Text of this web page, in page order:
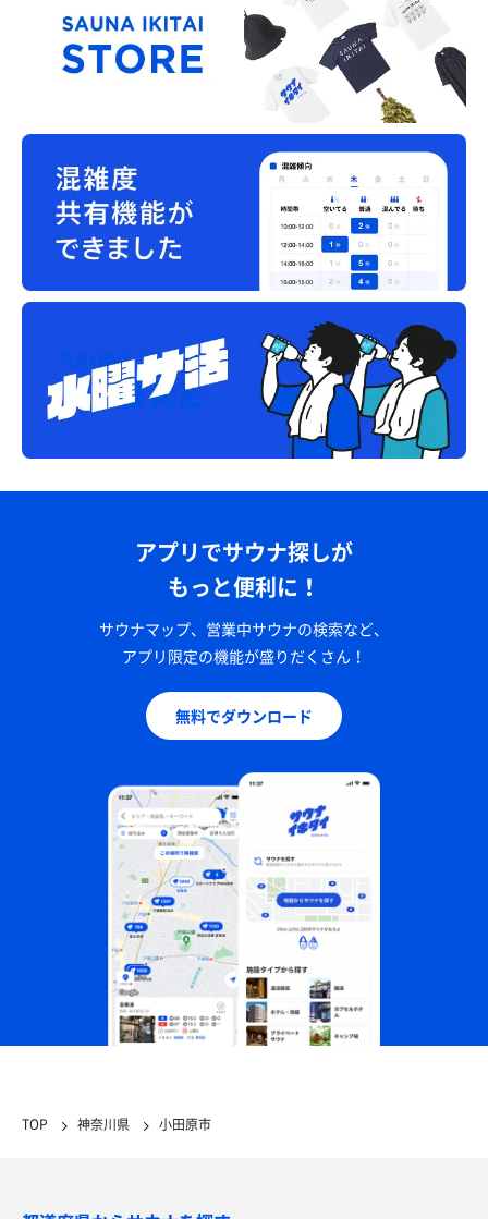
アプリでサウナ探しが
もっと便利に！
サウナマップ、営業中サウナの検索など、
アプリ限定の機能が盛りだくさん！
無料でダウンロード
TOP 神奈川県 小田原市